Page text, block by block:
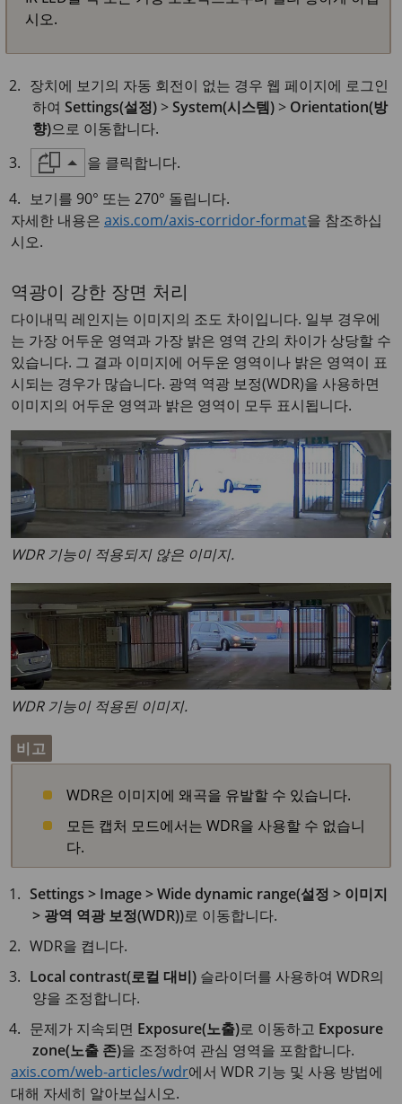
시오.
장치에 보기의 자동 회전이 없는 경우 웹 페이지에 로그인
하여 Settings(설정)>System(시스템)> Orientation(방
향)으로 이동합니다.
을 클릭합니다.
보기를 90° 또는 270° 돌립니다.
자세한 내용은 axis.com/axis-corridor-format을 참조하십
시오.
역광이 강한 장면 처리
다이내믹 레인지는 이미지의 조도 차이입니다. 일부 경우에
는 가장 어두운 영역과 가장 밝은 영역 간의 차이가 상당할 수
있습니다. 그 결과 이미지에 어두운 영역이나 밝은 영역이 표
시되는 경우가 많습니다. 광역 역광 보정(WDR)을 사용하면
이미지의 어두운 영역과 밝은 영역이 모두 표시됩니다.
WDR 기능이 적용되지 않은 이미지.
WDR 기능이 적용된 이미지.
비고
WDR은 이미지에 왜곡을 유발할 수 있습니다.
모든 캡처 모드에서는 WDR을 사용할 수 없습니
다.
Settings > Image > Wide dynamic range(설정 > 이미지
> 광역 역광 보정(WDR))로 이동합니다.
WDR을 켭니다.
Local contrast(로컬 대비) 슬라이더를 사용하여 WDR의
양을 조정합니다.
문제가 지속되면 Exposure(노출)로 이동하고 Exposure
zone(노출 존)을 조정하여 관심 영역을 포함합니다.
axis.com/web-articles/wdr에서 WDR 기능 및 사용 방법에
대해 자세히 알아보십시오.